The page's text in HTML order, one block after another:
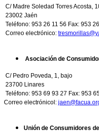
C/ Madre Soledad Torres Acosta,
23002 Jaén
Teléfono: 953 26 11 56 Fax: 953
Correo electrónico:
Asociación de
C/ Pedro Poveda, 1, bajo
23700 Linares
Teléfono: 953 69 93 27 Fax: 953
Correo electrónicol:
Unión de Consumidores